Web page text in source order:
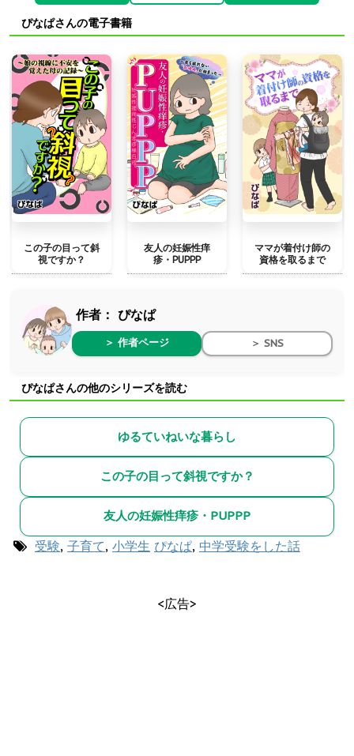
ぴなぱさんの電子書籍
この子の目って斜
視ですか？
友人の妊娠性痒
疹・PUPPP
ママが着付け師の
資格を取るまで
作者： ぴなぱ
＞ 作者ページ ＞ SNS
ぴなぱさんの他のシリーズを読む
ゆるていねいな暮らし
この子の目って斜視ですか？
友人の妊娠性痒疹・PUPPP
受験, 子育て, 小学生 ぴなぱ, 中学受験をした話
<広告>